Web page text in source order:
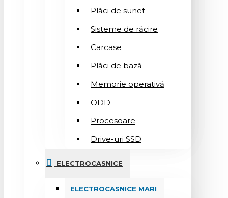
Plăci de sunet
Sisteme de răcire
Carcase
Plăci de bază
Memorie operativă
ODD
Procesoare
Drive-uri SSD
ELECTROCASNICE
ELECTROCASNICE MARI